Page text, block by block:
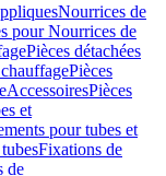
Nourrices de
pour Nourrices de
Pièces détachées
Pièces
AccessoiresPièces
et
pour tubes et
Fixations de
de